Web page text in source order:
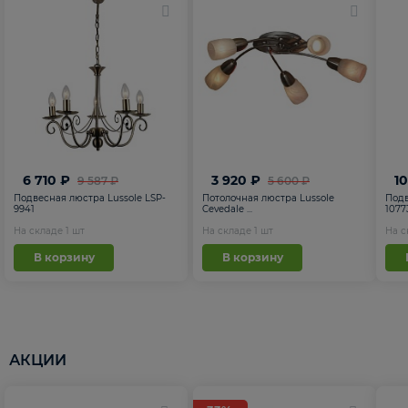
9 587 ₽
6 710 ₽
Подвесная люстра Lussole LSP-
9941
На складе 1 шт
В корзину
5 600 ₽
3 920 ₽
Потолочная люстра Lussole
Cevedale ...
На складе 1 шт
В корзину
На
АКЦИИ